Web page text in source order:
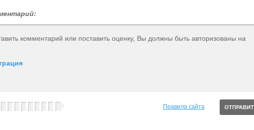
комментарий или поставить оценку, Вы должны быть авторизованы на
Правила сайта